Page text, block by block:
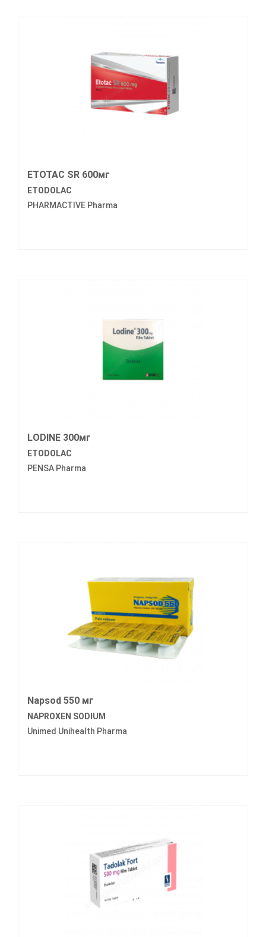
ETOTAC SR 600мг
ETODOLAC
PHARMACTIVE Pharma
LODINE 300мг
ETODOLAC
PENSA Pharma
Napsod 550 мг
NAPROXEN SODIUM
Unimed Unihealth Pharma